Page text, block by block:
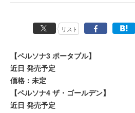
リスト
【ペルソナ3 ポータブル】
近日 発売予定
価格：未定
【ペルソナ4 ザ・ゴールデン】
近日 発売予定